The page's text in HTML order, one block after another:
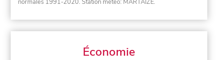
normales 1991-2020. Station météo: MARTAIZE.
Économie